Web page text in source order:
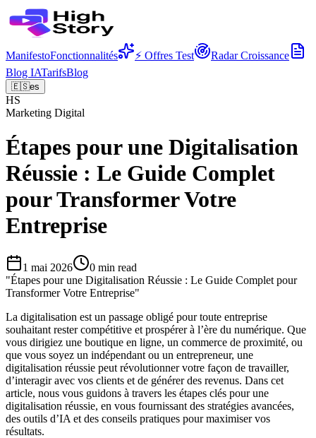
ManifestoFonctionnalités ⚡ Offres Test
Radar Croissance
Blog IATarifsBlog
🇪🇸es
HS
Marketing Digital
Étapes pour une Digitalisation
Réussie : Le Guide Complet
pour Transformer Votre
Entreprise
1 mai 2026 0 min read
"Étapes pour une Digitalisation Réussie : Le Guide Complet pour
Transformer Votre Entreprise"
La digitalisation est un passage obligé pour toute entreprise
souhaitant rester compétitive et prospérer à l’ère du numérique. Que
vous dirigiez une boutique en ligne, un commerce de proximité, ou
que vous soyez un indépendant ou un entrepreneur, une
digitalisation réussie peut révolutionner votre façon de travailler,
d’interagir avec vos clients et de générer des revenus. Dans cet
article, nous vous guidons à travers les étapes clés pour une
digitalisation réussie, en vous fournissant des stratégies avancées,
des outils d’IA et des conseils pratiques pour maximiser vos
résultats.